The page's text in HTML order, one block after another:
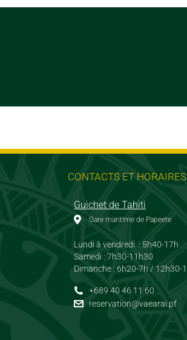
CONTACTS ET
Guichet de Tahiti
Gare maritime de Papeete
Lundi à vendredi : 5h40-17h
Samedi : 7h30-11h30
Dimanche : 6h20-7h / 12h30-
+689 40 46 11 60
reservation@vaearai.pf